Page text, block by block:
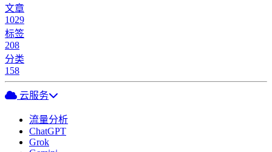
文章
1029
标签
208
分类
158
云服务
流量分析
ChatGPT
Grok